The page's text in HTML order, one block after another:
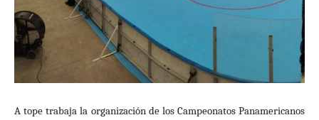
A tope trabaja la organización de los Campeonatos Panamericanos